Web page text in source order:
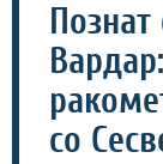
Познат
со